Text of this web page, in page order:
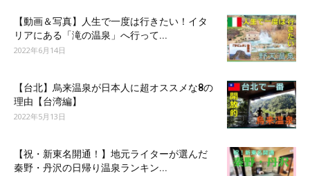
【動画＆写真】人生で一度は行きたい！イタ
リアにある「滝の温泉」へ行って...
2022年6月14日
【台北】烏来温泉が日本人に超オススメな8の
理由【台湾編】
2022年5月13日
【祝・新東名開通！】地元ライターが選んだ
秦野・丹沢の日帰り温泉ランキン...